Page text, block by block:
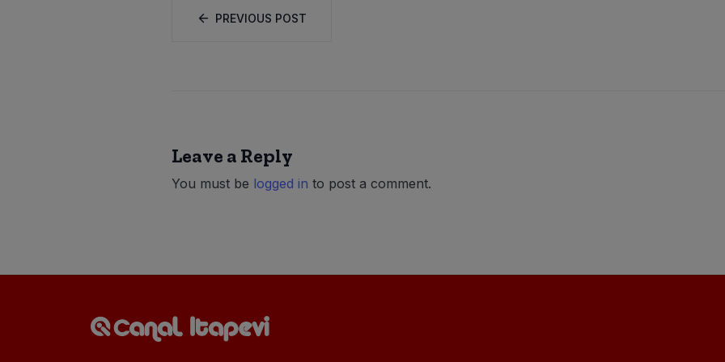
PREVIOUS POST
Leave a Reply
You must be logged in to post a comment.